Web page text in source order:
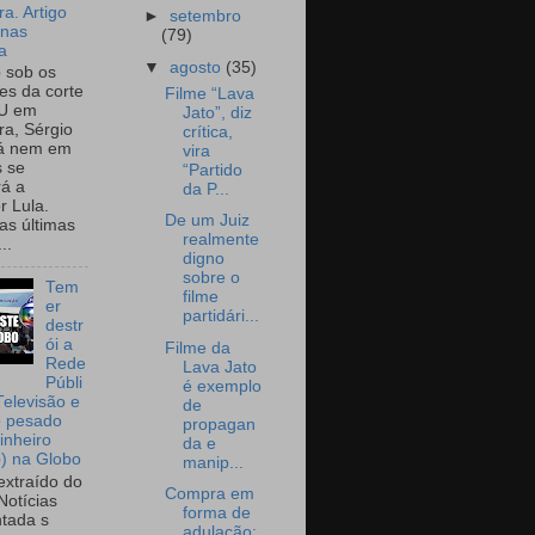
Artigo
sob os
da corte
em
Sérgio
nem em
se
a
Lula.
últimas
Tem
er
destr
ói a
Rede
Públi
e
pesado
na Globo
do
s
►setembro
(79)
▼agosto (35)
Filme “Lava
Jato”, diz
crítica,
vira
“Partido
da P...
De um Juiz
realmente
digno
sobre o
filme
partidári...
Filme da
Lava Jato
é exemplo
de
propagan
da e
manip...
Compra em
forma de